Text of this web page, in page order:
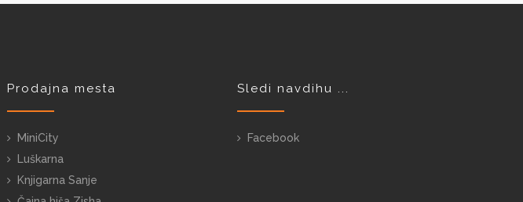
Prodajna mesta
MiniCity
Luškarna
Knjigarna Sanje
Sledi navdihu ...
Facebook